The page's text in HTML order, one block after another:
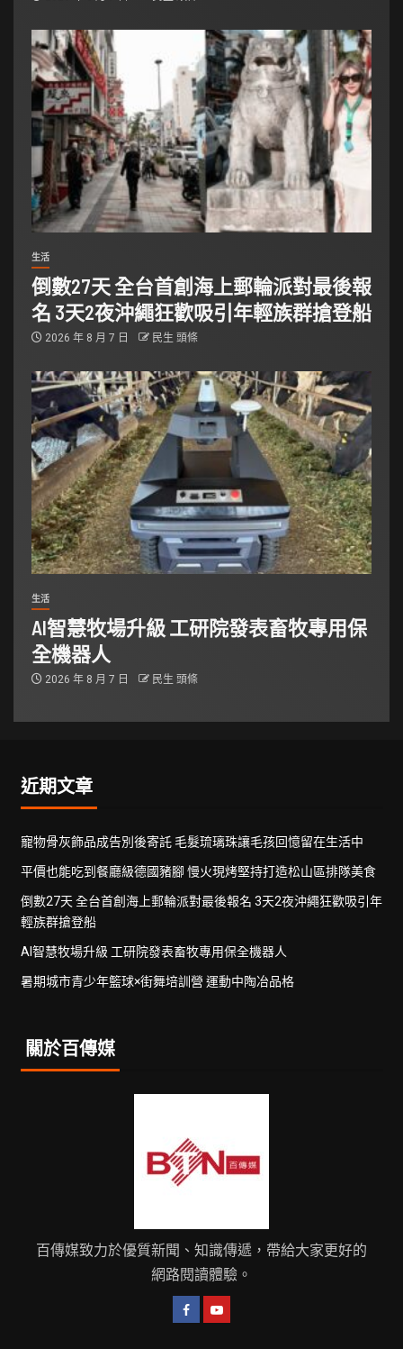
生活
倒數27天 全台首創海上郵輪派對最後報
名 3天2夜沖繩狂歡吸引年輕族群搶登船
2026 年 8 月 7 日 民生 頭條
生活
AI智慧牧場升級 工研院發表畜牧專用保
全機器人
2026 年 8 月 7 日 民生 頭條
近期文章
寵物骨灰飾品成告別後寄託 毛髮琉璃珠讓毛孩回憶留在生活中
平價也能吃到餐廳級德國豬腳 慢火現烤堅持打造松山區排隊美食
倒數27天 全台首創海上郵輪派對最後報名 3天2夜沖繩狂歡吸引年
輕族群搶登船
AI智慧牧場升級 工研院發表畜牧專用保全機器人
暑期城市青少年籃球×街舞培訓營 運動中陶冶品格
關於百傳媒
百傳媒致力於優質新聞、知識傳遞，帶給大家更好的
網路閱讀體驗。